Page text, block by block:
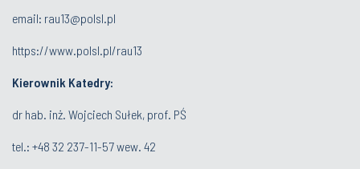
email: rau13@polsl.pl
https://www.polsl.pl/rau13
Kierownik Katedry:
dr hab. inż. Wojciech Sułek, prof. PŚ
tel.: +48 32 237-11-57 wew. 42